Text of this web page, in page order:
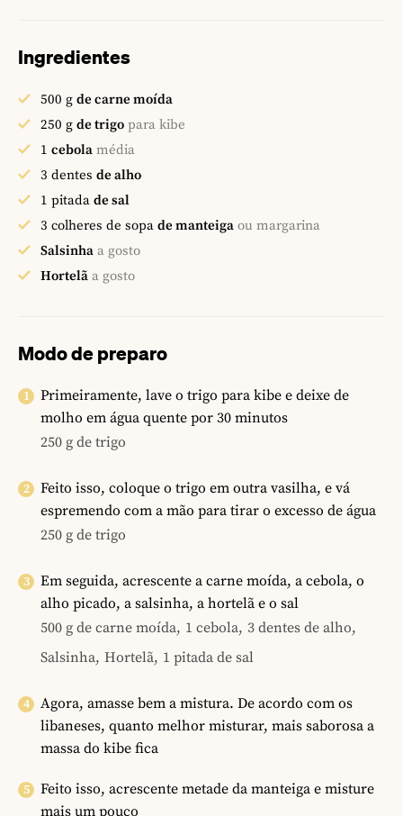
Ingredientes
500 g de carne moída
250 g de trigo para kibe
1 cebola média
3 dentes de alho
1 pitada de sal
3 colheres de sopa de manteiga ou margarina
Salsinha a gosto
Hortelã a gosto
Modo de preparo
Primeiramente, lave o trigo para kibe e deixe de
molho em água quente por 30 minutos
250 g de trigo
Feito isso, coloque o trigo em outra vasilha, e vá
espremendo com a mão para tirar o excesso de água
250 g de trigo
Em seguida, acrescente a carne moída, a cebola, o
alho picado, a salsinha, a hortelã e o sal
500 g de carne moída, 1 cebola, 3 dentes de alho,
Salsinha, Hortelã, 1 pitada de sal
Agora, amasse bem a mistura. De acordo com os
libaneses, quanto melhor misturar, mais saborosa a
massa do kibe fica
Feito isso, acrescente metade da manteiga e misture
mais um pouco